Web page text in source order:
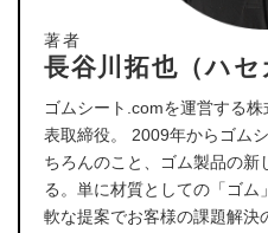
著者
長谷川拓也（ハセ
ゴムシート.comを運営する
表取締役。 2009年からゴム
ちろんのこと、ゴム製品の
る。単に材質としての「ゴム
軟な提案でお客様の課題解決